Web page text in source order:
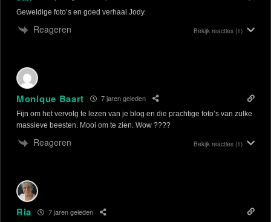
Geweldige foto’s en goed verhaal Jody.
Reageren Bekijk reacties (1)
Monique Baart 7 jaren geleden
Fijn om het vervolg te lezen van je blog en die prachtige foto’s van zulke
massieve beesten. Mooi om te zien. Wow ????
Reageren Bekijk reacties (1)
Ria 7 jaren geleden